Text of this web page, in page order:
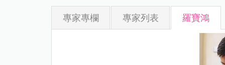
專家專欄 專家列表 羅寶鴻